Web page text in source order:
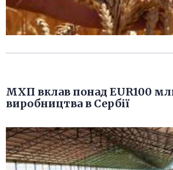
МХП вклав понад EUR100
виробництва в Сербії